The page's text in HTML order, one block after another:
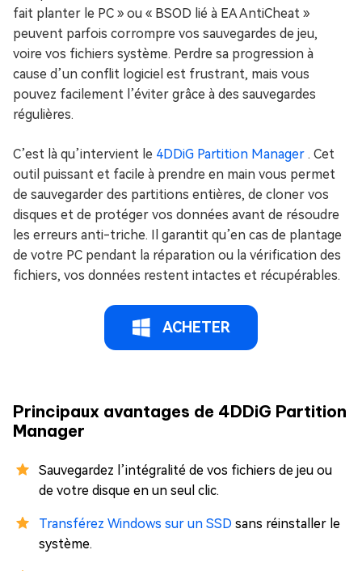
fait planter le PC » ou « BSOD lié à EA AntiCheat »
peuvent parfois corrompre vos sauvegardes de jeu,
voire vos fichiers système. Perdre sa progression à
cause d’un conflit logiciel est frustrant, mais vous
pouvez facilement l’éviter grâce à des sauvegardes
régulières.
C’est là qu’intervient le 4DDiG Partition Manager . Cet
outil puissant et facile à prendre en main vous permet
de sauvegarder des partitions entières, de cloner vos
disques et de protéger vos données avant de résoudre
les erreurs anti-triche. Il garantit qu’en cas de plantage
de votre PC pendant la réparation ou la vérification des
fichiers, vos données restent intactes et récupérables.
ACHETER
Principaux avantages de 4DDiG Partition
Manager
Sauvegardez l’intégralité de vos fichiers de jeu ou
de votre disque en un seul clic.
Transférez Windows sur un SSD sans réinstaller le
système.